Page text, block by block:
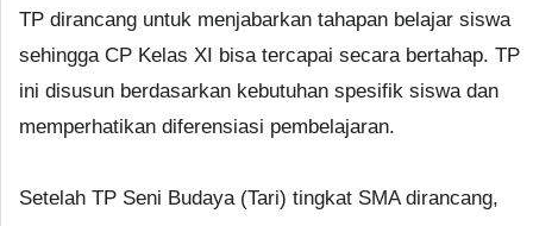
TP dirancang untuk menjabarkan tahapan belajar siswa
sehingga CP Kelas XI bisa tercapai secara bertahap. TP
ini disusun berdasarkan kebutuhan spesifik siswa dan
memperhatikan diferensiasi pembelajaran.
Setelah TP Seni Budaya (Tari) tingkat SMA dirancang,